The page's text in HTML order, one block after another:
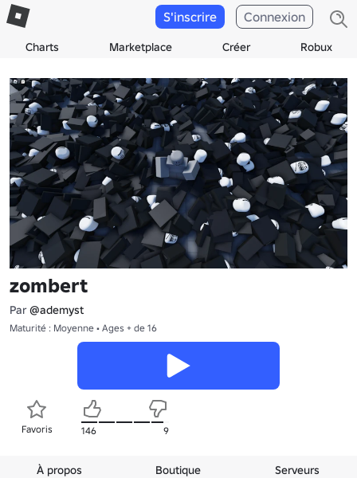
Charts Marketplace Créer Robux
S'inscrire Connexion
zombert
Par @ademyst
Maturité : Moyenne • Ages + de 16
Favoris 146 9
À propos Boutique Serveurs